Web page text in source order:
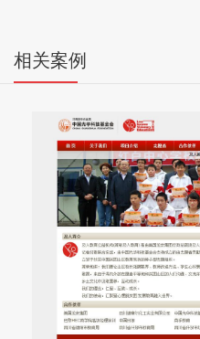
相关案例